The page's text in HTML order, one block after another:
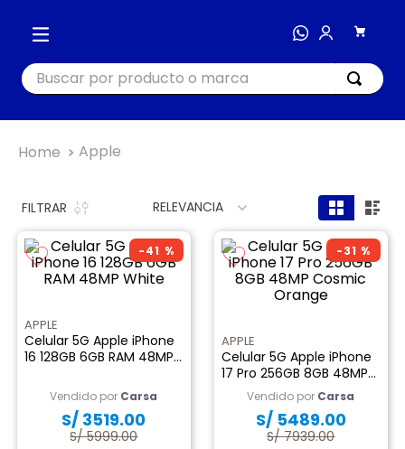
Buscar por producto o marca
Apple
FILTRAR RELEVANCIA
-41 %
APPLE
Celular 5G Apple iPhone
16 128GB 6GB RAM 48MP
Vendido por Carsa
S/ 3519.00
S/ 5999.00
-31 %
APPLE
Celular 5G Apple iPhone
17 Pro 256GB 8GB 48MP
Cosmic Orange
Vendido por Carsa
S/ 5489.00
S/ 7939.00
2
bienestar
3.
tecnología
4.
nutri bullet
7.
hogar
happy yappers
9.
almohada